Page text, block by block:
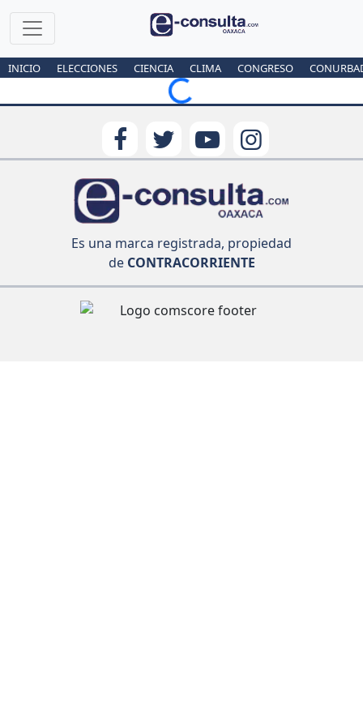
INICIO ELECCIONES CIENCIA CLIMA CONGRESO
Loading...
Es una marca registrada, propiedad
deCONTRACORRIENTE